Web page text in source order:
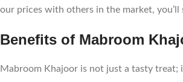
our prices with others in the market,
Benefits of Mabroom
Mabroom Khajoor is not just a tasty treat;